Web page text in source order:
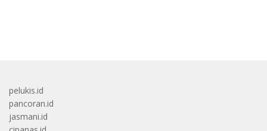
pelukis.id
pancoran.id
jasmani.id